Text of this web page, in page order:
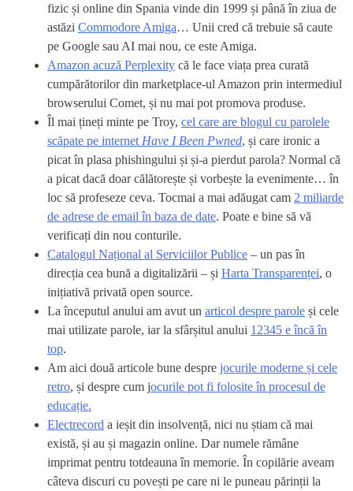
fizic și online din Spania vinde din 1999 și până în ziua de
astăzi Commodore Amiga… Unii cred că trebuie să caute
pe Google sau AI mai nou, ce este Amiga.
Amazon acuză Perplexity că le face viața prea curată
cumpărătorilor din marketplace-ul Amazon prin intermediul
browserului Comet, și nu mai pot promova produse.
Îl mai țineți minte pe Troy, cel care are blogul cu parolele
scăpate pe internet Have I Been Pwned, și care ironic a
picat în plasa phishingului și și-a pierdut parola? Normal că
a picat dacă doar călătorește și vorbește la evenimente… în
loc să profeseze ceva. Tocmai a mai adăugat cam 2 miliarde
de adrese de email în baza de date. Poate e bine să vă
verificați din nou conturile.
Catalogul Național al Serviciilor Publice – un pas în
direcția cea bună a digitalizării – și Harta Transparenței, o
inițiativă privată open source.
La începutul anului am avut un articol despre parole și cele
mai utilizate parole, iar la sfârșitul anului 12345 e încă în
top.
Am aici două articole bune despre jocurile moderne și cele
retro, și despre cum jocurile pot fi folosite în procesul de
educație.
Electrecord a ieșit din insolvență, nici nu știam că mai
există, și au și magazin online. Dar numele rămâne
imprimat pentru totdeauna în memorie. În copilărie aveam
câteva discuri cu povești pe care ni le puneau părinții la